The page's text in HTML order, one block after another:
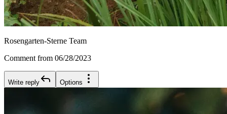
Rosengarten-Sterne Team
Comment from 06/28/2023
Write reply Options